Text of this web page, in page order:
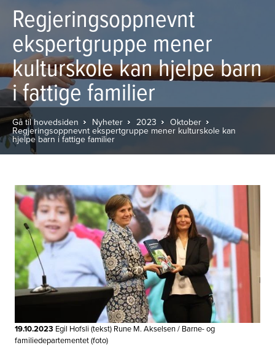
Regjeringsoppnevnt
ekspertgruppe mener
kulturskole kan hjelpe barn
i fattige familier
Gå til hovedsiden Nyheter 2023 Oktober
Regjeringsoppnevnt ekspertgruppe mener kulturskole kan
hjelpe barn i fattige familier
19.10.2023 Egil Hofsli (tekst) Rune M. Akselsen / Barne- og
familiedepartementet (foto)